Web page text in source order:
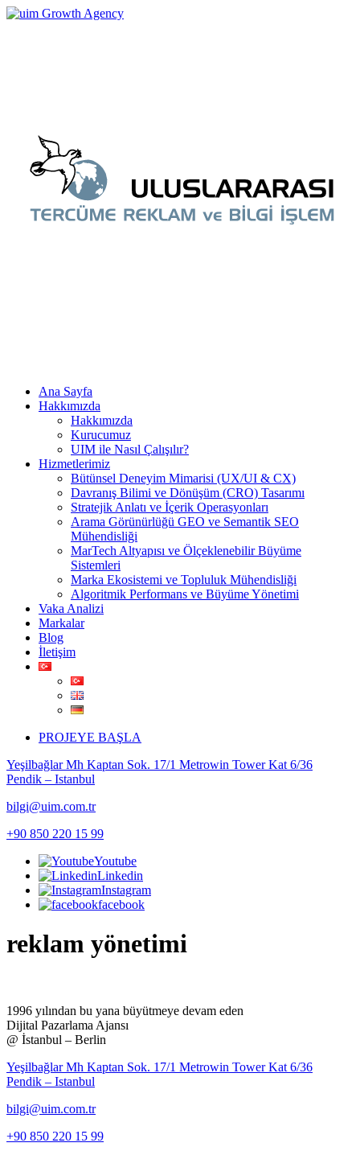
Ana Sayfa
Hakkımızda
Hakkımızda
Kurucumuz
UIM ile Nasıl Çalışılır?
Hizmetlerimiz
Bütünsel Deneyim Mimarisi (UX/UI & CX)
Davranış Bilimi ve Dönüşüm (CRO) Tasarımı
Stratejik Anlatı ve İçerik Operasyonları
Arama Görünürlüğü GEO ve Semantik SEO
Mühendisliği
MarTech Altyapısı ve Ölçeklenebilir Büyüme
Sistemleri
Marka Ekosistemi ve Topluluk Mühendisliği
Algoritmik Performans ve Büyüme Yönetimi
Vaka Analizi
Markalar
Blog
İletişim
PROJEYE BAŞLA
Yeşilbağlar Mh Kaptan Sok. 17/1 Metrowin Tower Kat 6/36
Pendik – Istanbul
bilgi@uim.com.tr
+90 850 220 15 99
Youtube
Linkedin
Instagram
facebook
reklam yönetimi
1996 yılından bu yana büyütmeye devam eden
Dijital Pazarlama Ajansı
@ İstanbul – Berlin
Yeşilbağlar Mh Kaptan Sok. 17/1 Metrowin Tower Kat 6/36
Pendik – Istanbul
bilgi@uim.com.tr
+90 850 220 15 99